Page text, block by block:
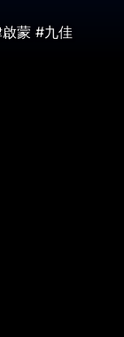
啟蒙 #九佳